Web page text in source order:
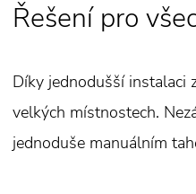
Řešení pro
Díky jednodušší instalaci
velkých místnostech.
jednoduše manuálním